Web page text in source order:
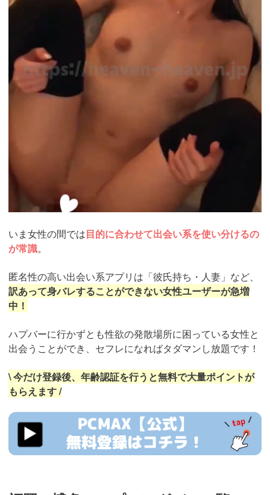
いま女性の間では目的に合わせて出会い系を使い分けるの
が常識。
匿名性の高い出会い系アプリは「彼氏持ち・人妻」など、
訳あって身バレすることができない女性ユーザーが急増
中！
ハプバーに行かずとも性欲の発散場所に困っている女性と
出会うことができ、セフレになればタダマンし放題です！
\ 今だけ登録後、年齢認証を行うと無料で大量ポイントが
もらえます /
https://pcmax.jp/lp/?
ad_id=rm327007